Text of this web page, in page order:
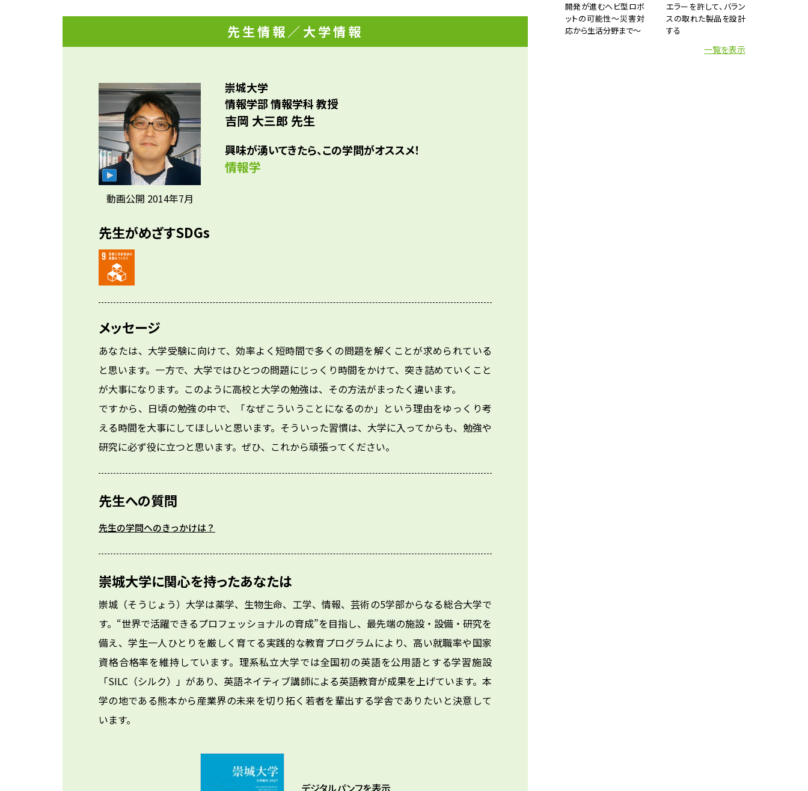
先生情報 ／大学情報
動画公開 2014年7月
崇城大学
情報学部 情報学科 教授
吉岡 大三郎 先生
興味が湧いてきたら、この学問がオススメ！
情報学
先生がめざすSDGs
メッセージ
あなたは、大学受験に向けて、効率よく短時間で多くの問題を解くことが求められている
と思います。一方で、大学ではひとつの問題にじっくり時間をかけて、突き詰めていくこと
が大事になります。このように高校と大学の勉強は、その方法がまったく違います。
ですから、日頃の勉強の中で、「なぜこういうことになるのか」という理由をゆっくり考
える時間を大事にしてほしいと思います。そういった習慣は、大学に入ってからも、勉強や
研究に必ず役に立つと思います。ぜひ、これから頑張ってください。
先生への質問
先生の学問へのきっかけは？
述されるカオス」や「解読できないほど難しい暗号が実は簡単な数学に
基づく」など、一見不可思議なことが理論上可能になることがおもしろ
崇城大学に関心を持ったあなたは
崇城（そうじょう）大学は薬学、生物生命、工学、情報、芸術の5学部からなる総合大学で
す。“世界で活躍できるプロフェッショナルの育成”を目指し、最先端の施設・設備・研究を
備え、学生一人ひとりを厳しく育てる実践的な教育プログラムにより、高い就職率や国家
資格合格率を維持しています。理系私立大学では全国初の英語を公用語とする学習施設
「SILC（シルク）」があり、英語ネイティブ講師による英語教育が成果を上げています。本
学の地である熊本から産業界の未来を切り拓く若者を輩出する学舎でありたいと決意して
います。
デジタルパンフを表示
開発が進むヘビ型ロボ
ットの可能性～災害対
応から生活分野まで～
エラーを許して、バラン
スの取れた製品を設計
する
一覧を表示